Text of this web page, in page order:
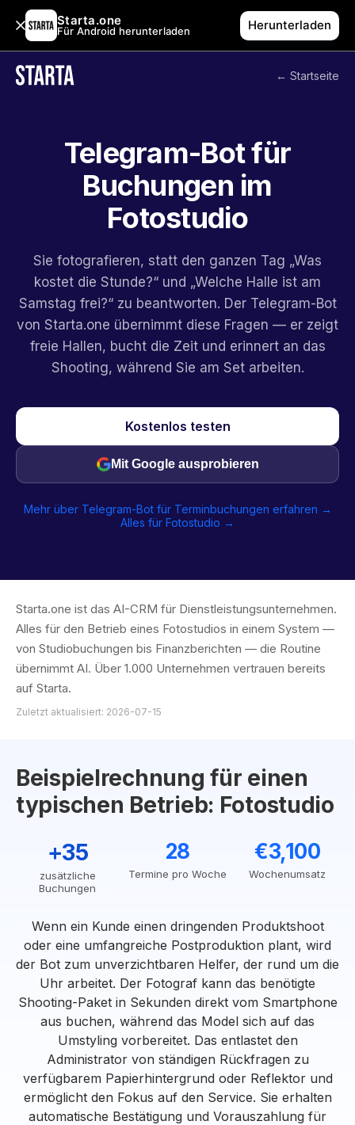
Starta.one
Für Android herunterladen Herunterladen
← Startseite
Telegram-Bot für
Buchungen im
Fotostudio
Sie fotografieren, statt den ganzen Tag „Was
kostet die Stunde?“ und „Welche Halle ist am
Samstag frei?“ zu beantworten. Der Telegram-Bot
von Starta.one übernimmt diese Fragen — er zeigt
freie Hallen, bucht die Zeit und erinnert an das
Shooting, während Sie am Set arbeiten.
Kostenlos testen
Mit Google ausprobieren
Mehr über Telegram-Bot für Terminbuchungen erfahren →
Alles für Fotostudio →
Starta.one ist das AI-CRM für Dienstleistungsunternehmen.
Alles für den Betrieb eines Fotostudios in einem System —
von Studiobuchungen bis Finanzberichten — die Routine
übernimmt AI. Über 1.000 Unternehmen vertrauen bereits
auf Starta.
Zuletzt aktualisiert: 2026-07-15
Beispielrechnung für einen
typischen Betrieb: Fotostudio
+35
zusätzliche
Buchungen
28
Termine pro Woche
€3,100
Wochenumsatz
Wenn ein Kunde einen dringenden Produktshoot
oder eine umfangreiche Postproduktion plant, wird
der Bot zum unverzichtbaren Helfer, der rund um die
Uhr arbeitet. Der Fotograf kann das benötigte
Shooting-Paket in Sekunden direkt vom Smartphone
aus buchen, während das Model sich auf das
Umstyling vorbereitet. Das entlastet den
Administrator von ständigen Rückfragen zu
verfügbarem Papierhintergrund oder Reflektor und
ermöglicht den Fokus auf den Service. Sie erhalten
automatische Bestätigung und Vorauszahlung für